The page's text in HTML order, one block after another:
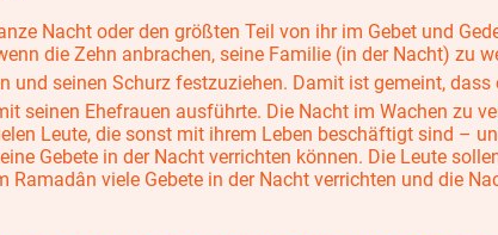
Nacht oder den größten Teil von ihr im Gebet und
die Zehn anbrachen, seine Familie (in der Nacht) zu
und seinen Schurz festzuziehen. Damit ist gemeint, dass
seinen Ehefrauen ausführte. Die Nacht im Wachen zu
Leute, die sonst mit ihrem Leben beschäftigt sind –
Gebete in der Nacht verrichten können. Die Leute
Ramadân viele Gebete in der Nacht verrichten und die